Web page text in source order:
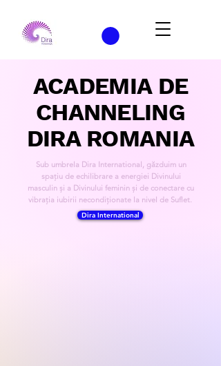
ACADEMIA DE
CHANNELING
DIRA ROMANIA
Sub umbrela Dira International, găzduim un
spațiu de echilibrare a energiei Divinului
masculin și a Divinului feminin și de conectare cu
vibrația iubirii necondiționate la nivel de Suflet.
Dira International